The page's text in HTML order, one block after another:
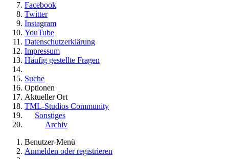
Facebook
Twitter
Instagram
YouTube
Datenschutzerklärung
Impressum
Häufig gestellte Fragen
Suche
Optionen
Aktueller Ort
TML-Studios Community
Sonstiges
Archiv
Benutzer-Menü
Anmelden oder registrieren